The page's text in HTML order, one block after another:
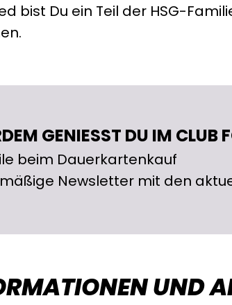
bist Du ein Teil der HSG-
GENIESST DU IM CLUB
beim Dauerkartenkauf
Newsletter mit den
UND